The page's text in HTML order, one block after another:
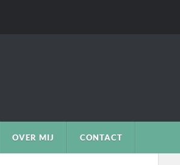
OVER MIJ CONTACT